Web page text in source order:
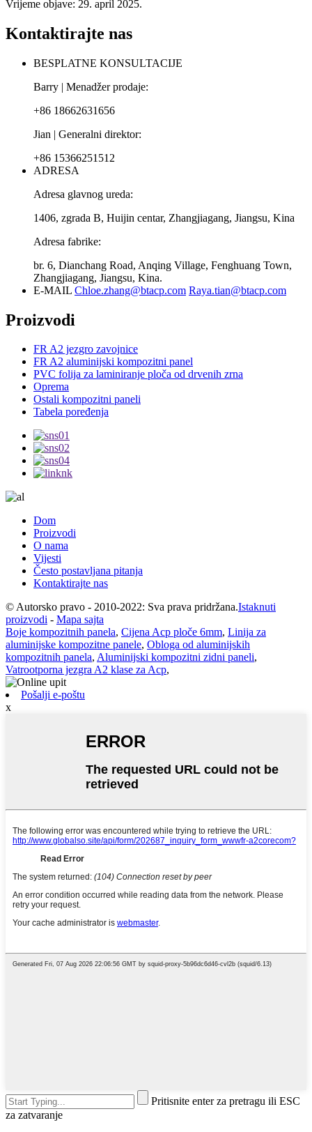
Vrijeme objave: 29. april 2025.
Kontaktirajte nas
BESPLATNE KONSULTACIJE
Barry | Menadžer prodaje:
+86 18662631656
Jian | Generalni direktor:
+86 15366251512
ADRESA
Adresa glavnog ureda:
1406, zgrada B, Huijin centar, Zhangjiagang, Jiangsu, Kina
Adresa fabrike:
br. 6, Dianchang Road, Anqing Village, Fenghuang Town,
Zhangjiagang, Jiangsu, Kina.
E-MAIL Chloe.zhang@btacp.com Raya.tian@btacp.com
Proizvodi
FR A2 jezgro zavojnice
FR A2 aluminijski kompozitni panel
PVC folija za laminiranje ploča od drvenih zrna
Oprema
Ostali kompozitni paneli
Tabela poređenja
Dom
Proizvodi
O nama
Vijesti
Često postavljana pitanja
Kontaktirajte nas
© Autorsko pravo - 2010-2022: Sva prava pridržana.Istaknuti
proizvodi - Mapa sajta
Boje kompozitnih panela, Cijena Acp ploče 6mm, Linija za
aluminijske kompozitne panele, Obloga od aluminijskih
kompozitnih panela, Aluminijski kompozitni zidni paneli,
Vatrootporna jezgra A2 klase za Acp,
Pošalji e-poštu
x
Pritisnite enter za pretragu ili ESC
za zatvaranje